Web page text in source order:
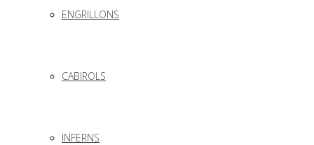
ENGRILLONS
CABIROLS
INFERNS